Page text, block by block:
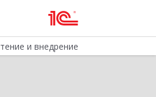
и внедрение